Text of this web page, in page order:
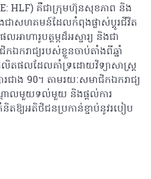
HLF) គឺជាក្រុមហ៊ុនសុខភាព និង
សហគមន៍ដែលកំពុងផ្លាស់ប្តូរជីវិត
ហារូបត្ថម្ភដ៏អស្ចារ្យ និងជា
ឯករាជ្យរបស់ខ្លួនចាប់តាំងពីឆ្នាំ
តផលដែលគាំទ្រដោយវិទ្យាសាស្រ្ត
រជាង 90។ តាមរយៈសមាជិកឯករាជ្យ
តាលមួយទល់មួយ និងផ្តល់ការ
យអតិថិជនប្រកាន់ខ្ជាប់នូវរបៀប